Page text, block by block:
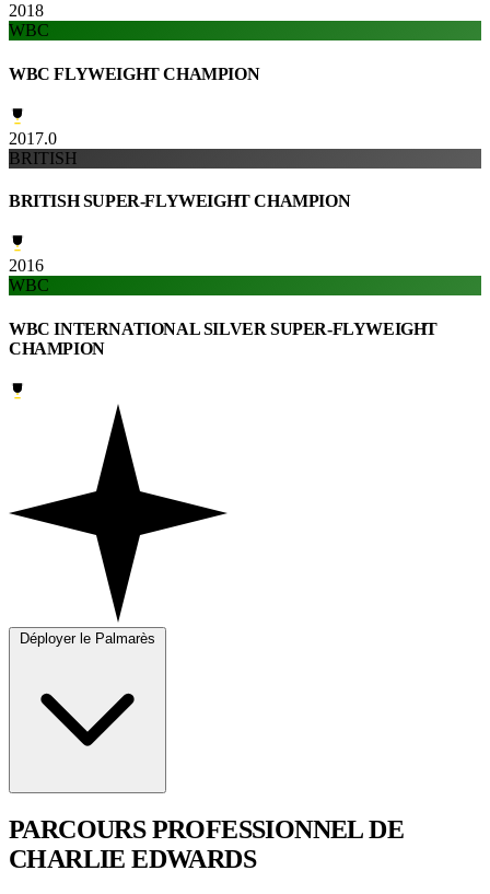
2018
WBC
WBC FLYWEIGHT CHAMPION
2017.0
BRITISH
BRITISH SUPER-FLYWEIGHT CHAMPION
2016
WBC
WBC INTERNATIONAL SILVER SUPER-FLYWEIGHT
CHAMPION
Déployer le Palmarès
PARCOURS PROFESSIONNELDE
CHARLIE EDWARDS